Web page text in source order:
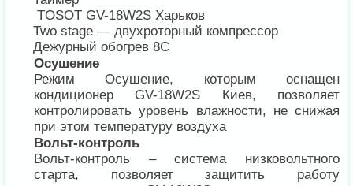
TOSOT GV-18W2S Харьков
Two stage — двухроторный компрессор
Дежурный обогрев 8С
Осушение
Режим Осушение, которым оснащен
кондиционер GV-18W2S Киев, позволяет
контролировать уровень влажности, не снижая
при этом температуру воздуха
Вольт-контроль
Вольт-контроль – система низковольтного
старта, позволяет защитить работу